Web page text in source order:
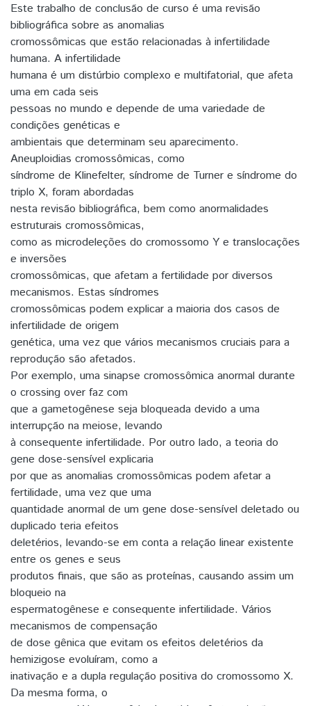
Este trabalho de conclusão de curso é uma revisão
bibliográfica sobre as anomalias
cromossômicas que estão relacionadas à infertilidade
humana. A infertilidade
humana é um distúrbio complexo e multifatorial, que afeta
uma em cada seis
pessoas no mundo e depende de uma variedade de
condições genéticas e
ambientais que determinam seu aparecimento.
Aneuploidias cromossômicas, como
síndrome de Klinefelter, síndrome de Turner e síndrome do
triplo X, foram abordadas
nesta revisão bibliográfica, bem como anormalidades
estruturais cromossômicas,
como as microdeleções do cromossomo Y e translocações
e inversões
cromossômicas, que afetam a fertilidade por diversos
mecanismos. Estas síndromes
cromossômicas podem explicar a maioria dos casos de
infertilidade de origem
genética, uma vez que vários mecanismos cruciais para a
reprodução são afetados.
Por exemplo, uma sinapse cromossômica anormal durante
o crossing over faz com
que a gametogênese seja bloqueada devido a uma
interrupção na meiose, levando
à consequente infertilidade. Por outro lado, a teoria do
gene dose-sensível explicaria
por que as anomalias cromossômicas podem afetar a
fertilidade, uma vez que uma
quantidade anormal de um gene dose-sensível deletado ou
duplicado teria efeitos
deletérios, levando-se em conta a relação linear existente
entre os genes e seus
produtos finais, que são as proteínas, causando assim um
bloqueio na
espermatogênese e consequente infertilidade. Vários
mecanismos de compensação
de dose gênica que evitam os efeitos deletérios da
hemizigose evoluíram, como a
inativação e a dupla regulação positiva do cromossomo X.
Da mesma forma, o